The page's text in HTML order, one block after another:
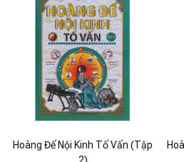
Hoàng Đế Nội Kinh Tố Vấn (Tập